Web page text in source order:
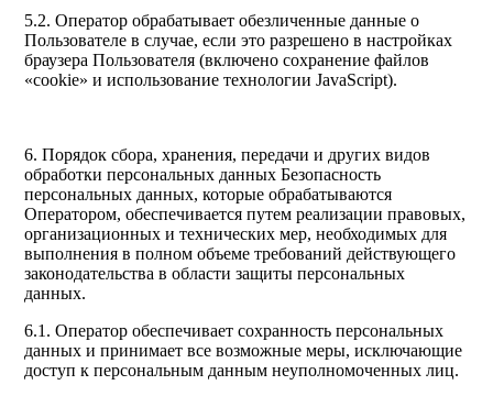
5.2. Оператор обрабатывает обезличенные данные о
Пользователе в случае, если это разрешено в настройках
браузера Пользователя (включено сохранение файлов
«cookie» и использование технологии JavaScript).
6. Порядок сбора, хранения, передачи и других видов
обработки персональных данных Безопасность
персональных данных, которые обрабатываются
Оператором, обеспечивается путем реализации правовых,
организационных и технических мер, необходимых для
выполнения в полном объеме требований действующего
законодательства в области защиты персональных
данных.
6.1. Оператор обеспечивает сохранность персональных
данных и принимает все возможные меры, исключающие
доступ к персональным данным неуполномоченных лиц.